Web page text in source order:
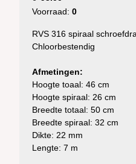
Voorraad: 0
RVS 316 spiraal
Chloorbestendig
Afmetingen:
Hoogte toaal: 46 cm
Hoogte spiraal: 26 cm
Breedte totaal: 50 cm
Breedte spiraal: 32 cm
Dikte: 22 mm
Lengte: 7 m